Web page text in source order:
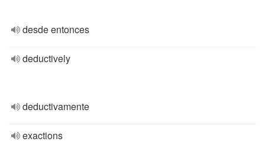
desde entonces
deductively
deductivamente
exactions